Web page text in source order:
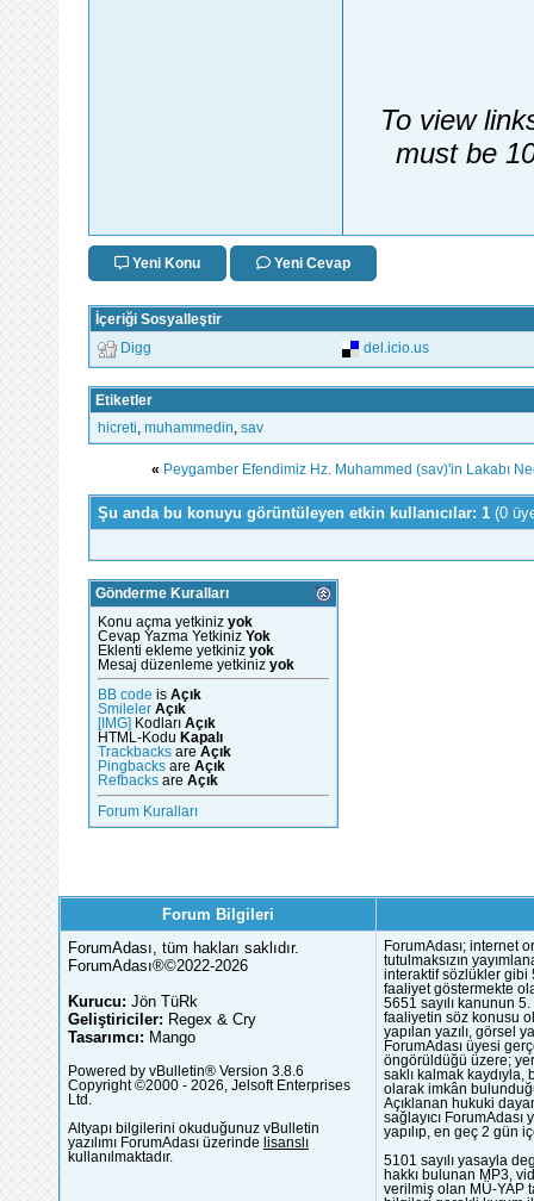
To view
must be
Yeni Konu Yeni Cevap
İçeriği Sosyalleştir
Digg del.icio.us
Etiketler
hicreti muhammedin sav
« Peygamber Efendimiz Hz. Muhammed (sav)'in Lakabı
Şu anda bu konuyu görüntüleyen etkin kullanıcılar: 1 (0
Gönderme Kuralları
Konu açma yetkiniz yok
Cevap Yazma Yetkiniz Yok
Eklenti ekleme yetkiniz yok
Mesaj düzenleme yetkiniz yok
BB code is Açık
Smileler Açık
[IMG]
Kodları Açık
HTML-Kodu Kapalı
Trackbacks are Açık
Pingbacks are Açık
Refbacks are Açık
Forum Kuralları
Forum Bilgileri
ForumAdası, tüm hakları saklıdır.
ForumAdası®©2022-2026
Kurucu: Jön TüRk
Geliştiriciler: Regex & Cry
Tasarımcı: Mango
Powered by vBulletin® Version 3.8.6
Copyright ©2000 - 2026, Jelsoft Enterprises
Ltd.
Altyapı bilgilerini okuduğunuz vBulletin
yazılımı ForumAdası üzerinde lisanslı
kullanılmaktadır.
ForumAdası; internet
tutulmaksızın
interaktif sözlükler gibi
faaliyet göstermekte
5651 sayılı kanunun
faaliyetin söz konusu
yapılan yazılı, görsel
ForumAdası üyesi
öngörüldüğü üzere;
saklı kalmak
olarak imkân
Açıklanan hukuki
sağlayıcı
yapılıp, en geç 2 gün
5101 sayılı yasayla
hakkı bulunan MP3,
verilmiş olan MÜ-YAP